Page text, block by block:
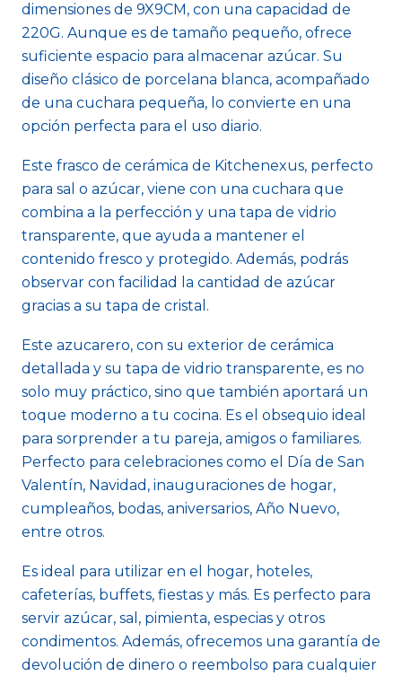
dimensiones de 9X9CM, con una capacidad de
220G. Aunque es de tamaño pequeño, ofrece
suficiente espacio para almacenar azúcar. Su
diseño clásico de porcelana blanca, acompañado
de una cuchara pequeña, lo convierte en una
opción perfecta para el uso diario.
Este frasco de cerámica de Kitchenexus, perfecto
para sal o azúcar, viene con una cuchara que
combina a la perfección y una tapa de vidrio
transparente, que ayuda a mantener el
contenido fresco y protegido. Además, podrás
observar con facilidad la cantidad de azúcar
gracias a su tapa de cristal.
Este azucarero, con su exterior de cerámica
detallada y su tapa de vidrio transparente, es no
solo muy práctico, sino que también aportará un
toque moderno a tu cocina. Es el obsequio ideal
para sorprender a tu pareja, amigos o familiares.
Perfecto para celebraciones como el Día de San
Valentín, Navidad, inauguraciones de hogar,
cumpleaños, bodas, aniversarios, Año Nuevo,
entre otros.
Es ideal para utilizar en el hogar, hoteles,
cafeterías, buffets, fiestas y más. Es perfecto para
servir azúcar, sal, pimienta, especias y otros
condimentos. Además, ofrecemos una garantía de
devolución de dinero o reembolso para cualquier